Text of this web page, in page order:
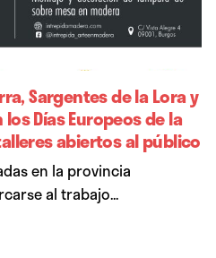
Sargentes de la Lora y
Días Europeos de la
abiertos al público
en la provincia
al trabajo...